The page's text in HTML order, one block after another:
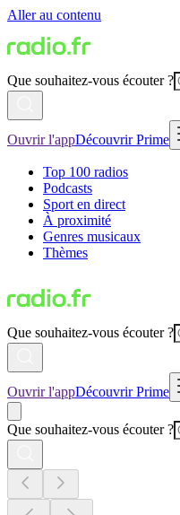
Aller au contenu
Que souhaitez-vous écouter ?
Ouvrir l'appDécouvrir Prime
Top 100 radios
Podcasts
Sport en direct
À proximité
Genres musicaux
Thèmes
Que souhaitez-vous écouter ?
Ouvrir l'appDécouvrir Prime
Que souhaitez-vous écouter ?